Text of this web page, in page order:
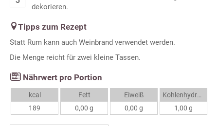
dekorieren.
Tipps zum Rezept
Statt Rum kann auch Weinbrand verwendet werden.
Die Menge reicht für zwei kleine Tassen.
Nährwert pro Portion
kcal
189
Fett
0,00 g
Eiweiß
0,00 g
Kohlenhydrate
1,00 g